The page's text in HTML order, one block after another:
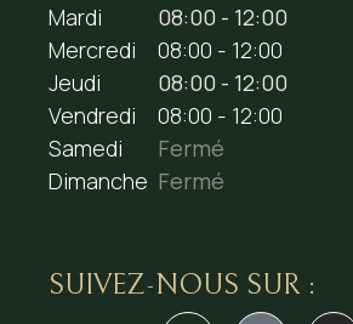
Mardi
08:00 - 12:00
Mercredi
08:00 - 12:00
Jeudi
08:00 - 12:00
Vendredi
08:00 - 12:00
Samedi
Fermé
Dimanche Fermé
SUIVEZ-NOUS SUR :